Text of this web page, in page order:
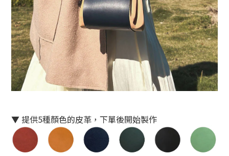
▼ 提供5種顏色的皮革，下單後開始製作